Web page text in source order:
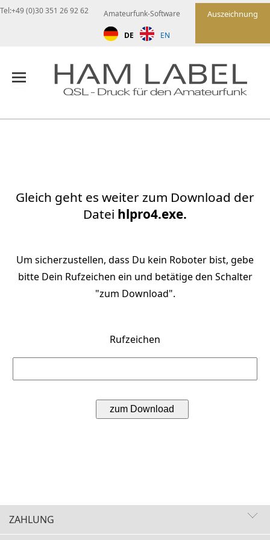
Auszeichnung
Amateurfunk-Software
DE EN
Tel:+49 (0)30 351 26 92 62
Gleich geht es weiter zum Download der
Datei hlpro4.exe.
Um sicherzustellen, dass Du kein Roboter bist, gebe
bitte Dein Rufzeichen ein und betätige den Schalter
"zum Download".
Rufzeichen
ZAHLUNG